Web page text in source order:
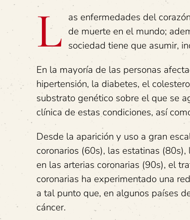
L as enfermedades del
de muerte en el mundo;
sociedad tiene que asumir,
En la mayoría de las personas
hipertensión, la diabetes, el
substrato genético sobre el que se
clínica de estas condiciones, así
Desde la aparición y uso a gran
coronarios (60s), las estatinas
en las arterias coronarias (90s), el
coronarias ha experimentado una
a tal punto que, en algunos países
cáncer.